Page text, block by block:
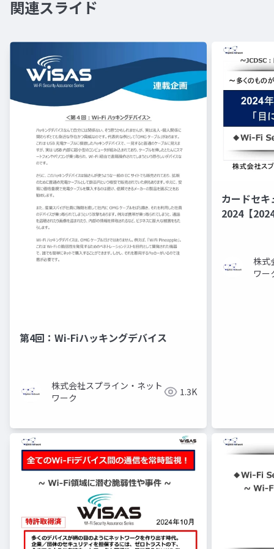
関連スライド
第4回：Wi-Fiハッキングデバイス
株式会社スプライン・ネット
ワーク
1.3K
カードセ
2024【
株式
ワー